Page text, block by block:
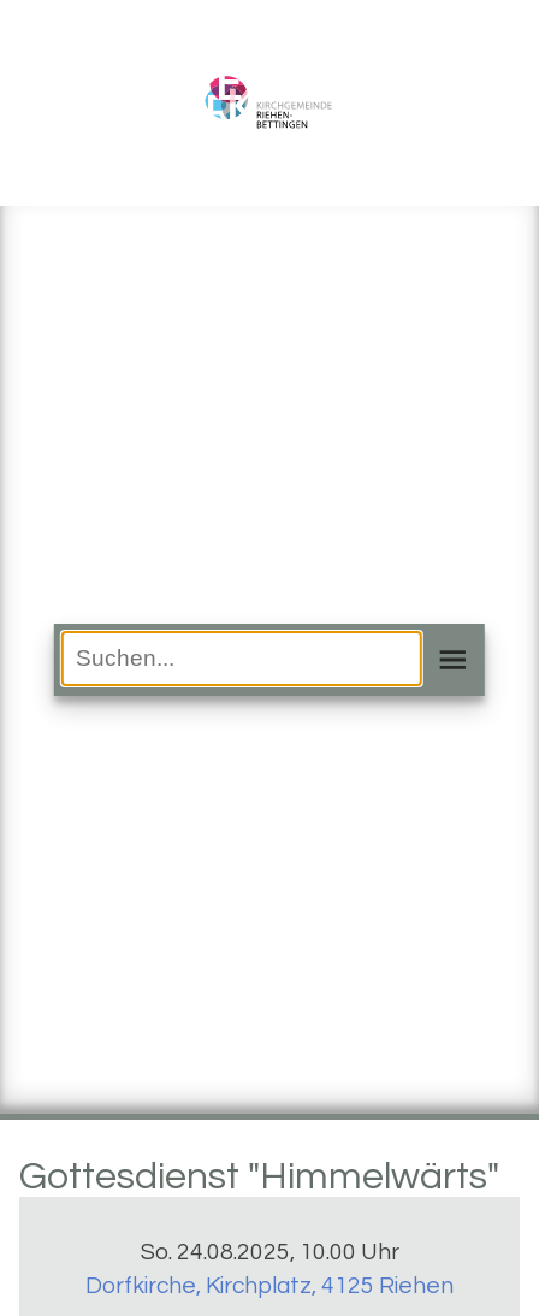
Gottesdienst "Himmelwärts"
So. 24.08.2025, 10.00 Uhr
Dorfkirche, Kirchplatz, 4125 Riehen